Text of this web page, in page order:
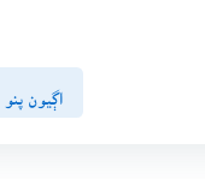
اڳيون پنو